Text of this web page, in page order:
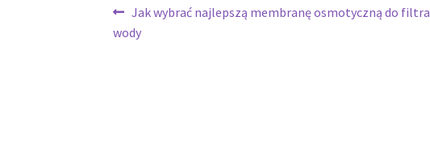
Nawigacja
wpisu
Poprzedni
wpis:
Jak wybrać najlepszą membranę osmotyczną do filtra
wody